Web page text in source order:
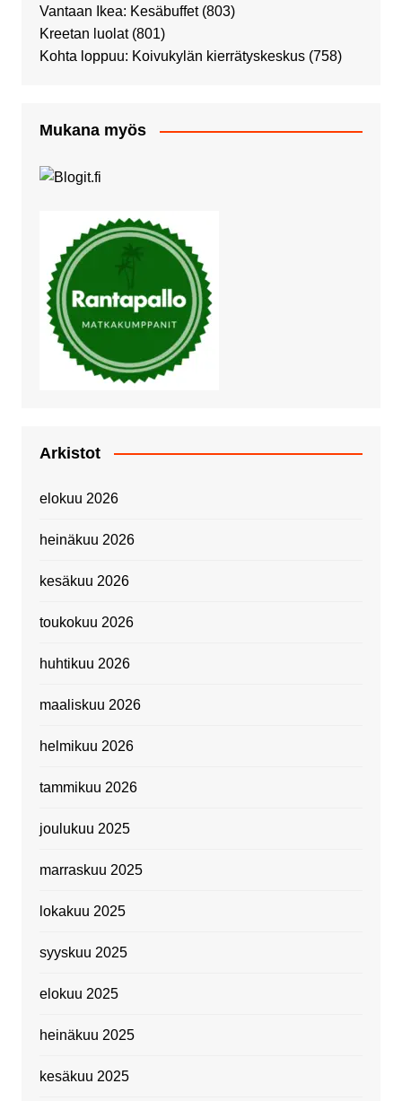
Vantaan Ikea: Kesäbuffet (803)
Kreetan luolat (801)
Kohta loppuu: Koivukylän kierrätyskeskus (758)
Mukana myös
Arkistot
elokuu 2026
heinäkuu 2026
kesäkuu 2026
toukokuu 2026
huhtikuu 2026
maaliskuu 2026
helmikuu 2026
tammikuu 2026
joulukuu 2025
marraskuu 2025
lokakuu 2025
syyskuu 2025
elokuu 2025
heinäkuu 2025
kesäkuu 2025